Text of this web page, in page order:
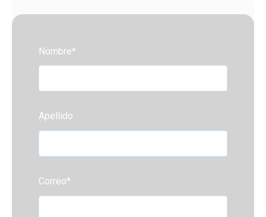
Nombre*
Apellido
Correo*